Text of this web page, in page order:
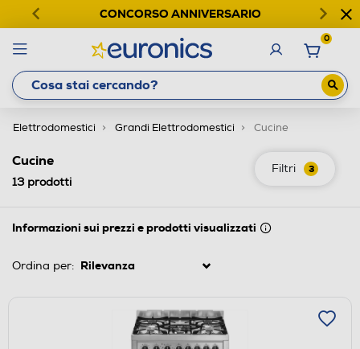
CONCORSO ANNIVERSARIO
0
Elettrodomestici Grandi Elettrodomestici Cucine
Filtri 3
Cucine
13prodotti
Informazioni sui prezzi e prodotti visualizzati
Ordina per: